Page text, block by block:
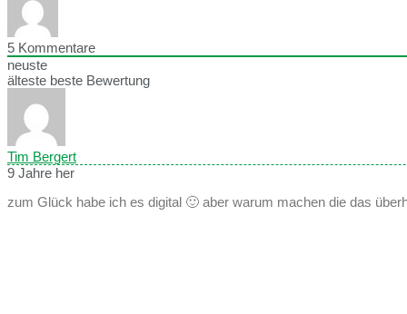
5 Kommentare
neuste
älteste beste Bewertung
Tim Bergert
9 Jahre her
zum Glück habe ich es digital 🙂 aber warum machen die das